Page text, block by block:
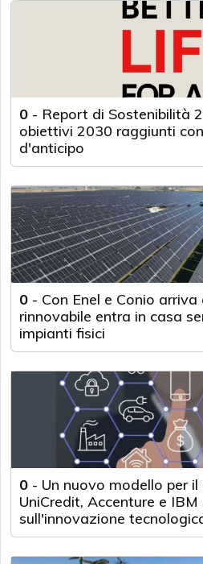
0 - Report di Sostenibilità
obiettivi 2030 raggiunti
d'anticipo
0 - Con Enel e Conio
rinnovabile entra in casa
impianti fisici
0 - Un nuovo modello per
UniCredit, Accenture e
sull'innovazione